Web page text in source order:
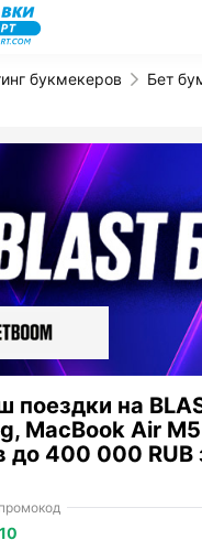
букмекеров Бет
поездки на
MacBook Air
до 400 000 RUB